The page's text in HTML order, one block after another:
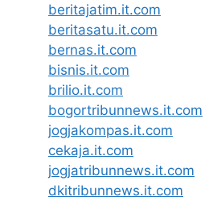
beritajatim.it.com
beritasatu.it.com
bernas.it.com
bisnis.it.com
brilio.it.com
bogortribunnews.it.com
jogjakompas.it.com
cekaja.it.com
jogjatribunnews.it.com
dkitribunnews.it.com